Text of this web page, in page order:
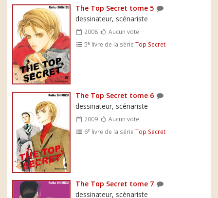
The Top Secret tome 5
dessinateur, scénariste
2008
Aucun vote
5e livre de la sérieTop Secret
The Top Secret tome 6
dessinateur, scénariste
2009
Aucun vote
6e livre de la sérieTop Secret
The Top Secret tome 7
dessinateur, scénariste